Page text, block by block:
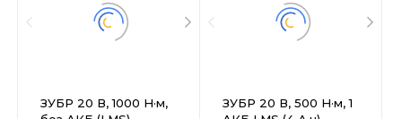
ЗУБР 20 В, 1000 Н·м,
ЗУБР 20 В, 500 Н·м, 1